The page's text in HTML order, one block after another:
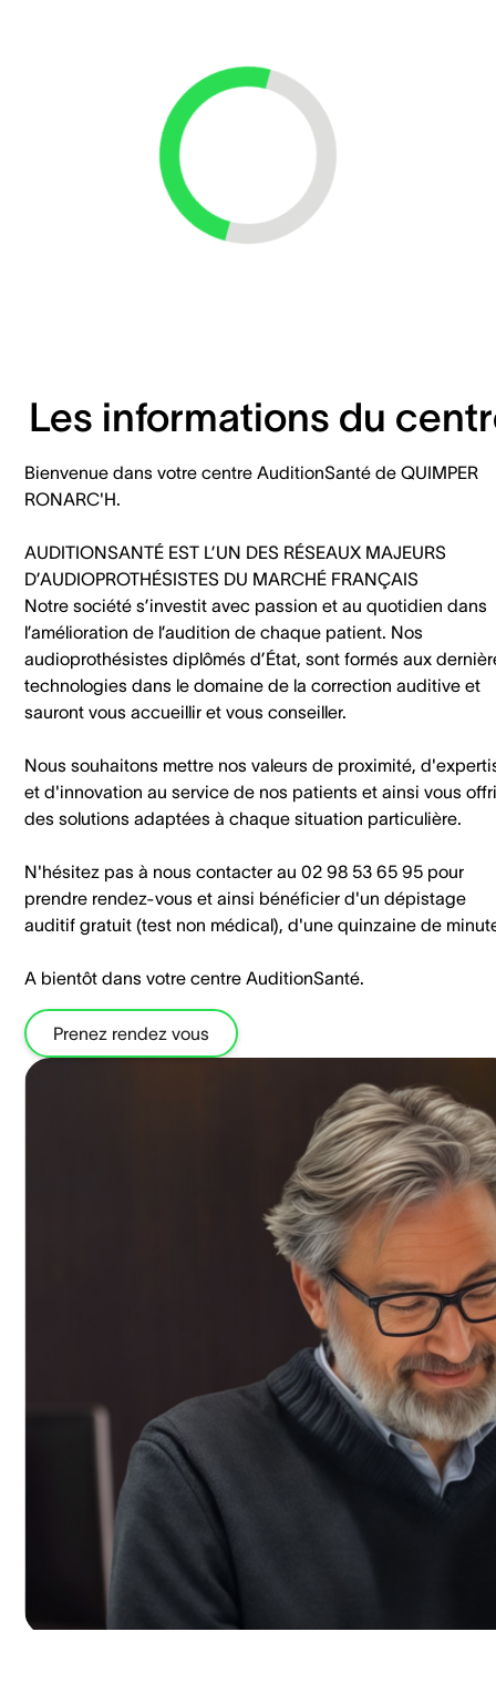
Loading...
Les informations du
Bienvenue dans votre centre AuditionSanté de QUIMPER
RONARC'H.
AUDITIONSANTÉ EST L’UN DES RÉSEAUX MAJEURS
D’AUDIOPROTHÉSISTES DU MARCHÉ FRANÇAIS
Notre société s’investit avec passion et au quotidien dans
l’amélioration de l’audition de chaque patient. Nos
audioprothésistes diplômés d’État, sont formés aux
technologies dans le domaine de la correction auditive et
sauront vous accueillir et vous conseiller.
Nous souhaitons mettre nos valeurs de proximité,
et d'innovation au service de nos patients et ainsi vous
des solutions adaptées à chaque situation particulière.
N'hésitez pas à nous contacter au 02 98 53 65 95 pour
prendre rendez-vous et ainsi bénéficier d'un dépistage
auditif gratuit (test non médical), d'une quinzaine de
A bientôt dans votre centre AuditionSanté.
Prenez rendez vous